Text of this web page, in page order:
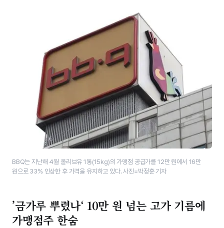
BBQ는 지난해 4월 올리브유 1통(15kg)의 가맹점 공급가를 12만 원에서 16만
원으로 33% 인상한 후 가격을 유지하고 있다. 사진=박정훈 기자
’금가루 뿌렸나‘ 10만 원 넘는 고가 기름에
가맹점주 한숨